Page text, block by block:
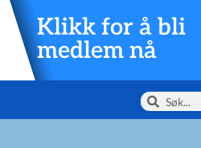
Klikk for å bli
medlem nå